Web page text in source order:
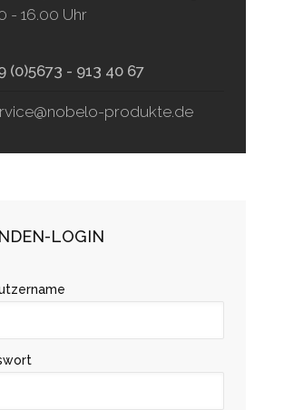
- 16.00 Uhr
(0)5673 - 913 40 67
produkte.de
LOGIN